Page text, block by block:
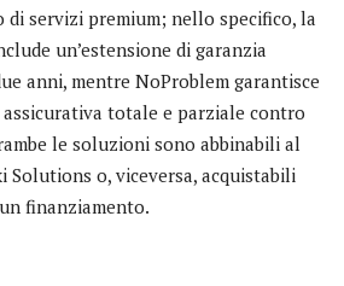
servizi premium; nello specifico, la
un’estensione di garanzia
anni, mentre NoProblem garantisce
totale e parziale contro
le soluzioni sono abbinabili al
Solutions o, viceversa, acquistabili
finanziamento.